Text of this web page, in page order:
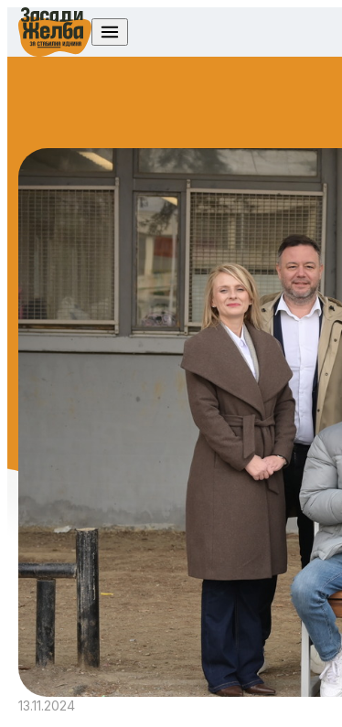
Skip to content
13.11.2024